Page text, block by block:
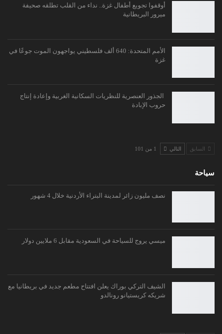
أوقفوا تجويع أطفال غزة.. نداء من القلب تطلقه صحيفة
ميرور البريطانية
الأمم المتحدة: 640 ألف فلسطيني يواجهون الموت جوعًا في
غزة
الجذور العنصرية للنظريات السكانية الغربية وإعادة إنتاج
حروب الإبادة
السابق التالي 1 من 101
سياحة
نصف مليون زائر لمدينة البتراء الأردنية خلال 4 شهور
ميسي يروج للسياحة في السعودية مقابل 6 ملايين دولار
الشيف التركي بوراك يعلن افتتاح مطعم جديد في بريطانيا مع
شريكه كريستيانو رونالدو